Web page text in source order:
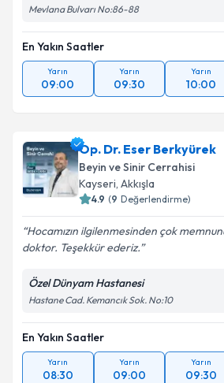
Mevlana Bulvarı No:86-88
En Yakın Saatler
Yarın
09:00
Yarın
09:30
Yarın
10:00
Op. Dr. Eser Berkyürek
Beyin ve Sinir Cerrahisi
Kayseri, Akkışla
4.9 (9 Değerlendirme)
Hocamızın ilgilenmesinden çok
doktor. Teşekkür ederiz.
Özel Dünyam Hastanesi
Hastane Cad. Kemancık Sok. No:10
En Yakın Saatler
Yarın
08:30
Yarın
09:00
Yarın
09:30